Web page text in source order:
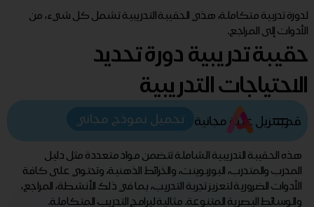
لدورة تدربية متكاملة، هذي الحقيبة التدريبية تشمل كل شيء، من
الأدوات إلى المراجع.
حقيبة تدريبية دورة تحديد
الاحتياجات التدريبية
قم بتنزيل عينة مجانية تحميل نموذج مجاني
هذه الحقيبة التدريبية الشاملة تتضمن مواد متعددة مثل دليل
المدرب والمتدرب، البوربوينت، والخرائط الذهنية، وتحتوي على كافة
الأدوات الضرورية لتعزيز تجربة التدريب، بما في ذلك الأنشطة، المراجع،
والوسائط البصرية المتنوعة. مثالية لبرامج التدريب المتكاملة.